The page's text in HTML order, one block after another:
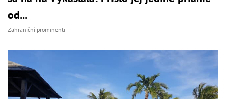
od...
Zahraniční prominenti